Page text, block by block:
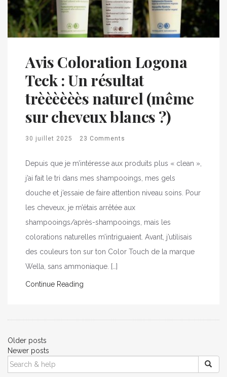
Avis Coloration Logona
Teck : Un résultat
trèèèèèès naturel (même
sur cheveux blancs ?)
30 juillet 2025 23 Comments
Depuis que je m’intéresse aux produits plus « clean »,
j’ai fait le tri dans mes shampooings, mes gels
douche et j’essaie de faire attention niveau soins. Pour
les cheveux, je m’étais arrêtée aux
shampooings/après-shampooings, mais les
colorations naturelles m’intriguaient. Avant, j’utilisais
des couleurs ton sur ton Color Touch de la marque
Wella, sans ammoniaque. […]
Continue Reading
Posts
navigation
Older posts
Newer posts
SEARCH
FOR: